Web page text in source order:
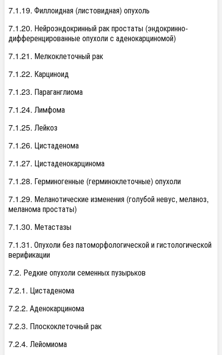
7.1.19. Филлоидная (листовидная) опухоль
7.1.20. Нейроэндокринный рак простаты (эндокринно-
дифференцированные опухоли с аденокарциномой)
7.1.21. Мелкоклеточный рак
7.1.22. Карциноид
7.1.23. Параганглиома
7.1.24. Лимфома
7.1.25. Лейкоз
7.1.26. Цистаденома
7.1.27. Цистаденокарцинома
7.1.28. Герминогенные (герминоклеточные) опухоли
7.1.29. Меланотические изменения (голубой невус, меланоз,
меланома простаты)
7.1.30. Метастазы
7.1.31. Опухоли без патоморфологической и гистологической
верификации
7.2. Редкие опухоли семенных пузырьков
7.2.1. Цистаденома
7.2.2. Аденокарцинома
7.2.3. Плоскоклеточный рак
7.2.4. Лейомиома